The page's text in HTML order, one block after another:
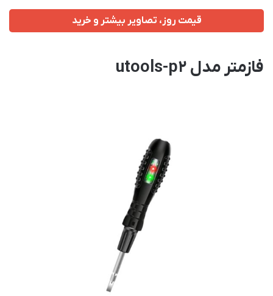
قیمت روز، تصاویر بیشتر و خرید
فازمتر مدل utools-p2